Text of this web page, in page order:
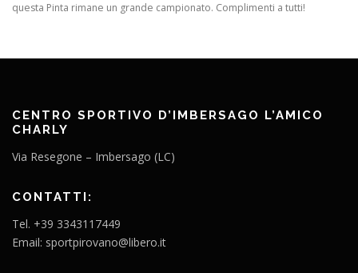
questa Pinta rimane un grande campionato. Complimenti a tutti!
CENTRO SPORTIVO D’IMBERSAGO L’AMICO
CHARLY
Via Resegone – Imbersago (LC)
CONTATTI:
Tel. +39 3343117449
Email: sportpirovano@libero.it